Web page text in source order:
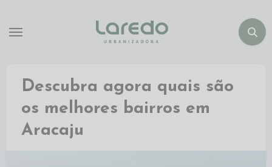
Descubra agora quais são
os melhores bairros em
Aracaju